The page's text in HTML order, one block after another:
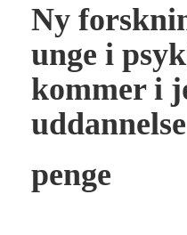
Ny
unge i
kommer i
penge